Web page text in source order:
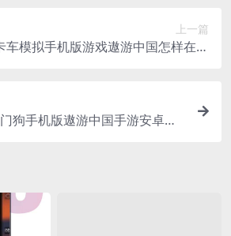
上一篇
车模拟手机版游戏遨游中国怎样在手
狗手机版遨游中国手游安卓苹